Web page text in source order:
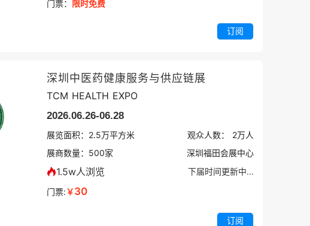
门票： 限时免费
订阅
深圳中医药健康服务与供应链展
TCM HEALTH EXPO
2026.06.26-06.28
展览面积： 2.5万平方米 观众人数： 2万人
展商数量： 500家 深圳福田会展中心
1.5w人浏览
下届时间更新中...
门票:￥30
订阅